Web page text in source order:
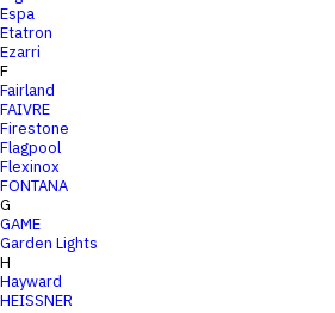
Espa
Etatron
Ezarri
F
Fairland
FAIVRE
Firestone
Flagpool
Flexinox
FONTANA
G
GAME
Garden Lights
H
Hayward
HEISSNER